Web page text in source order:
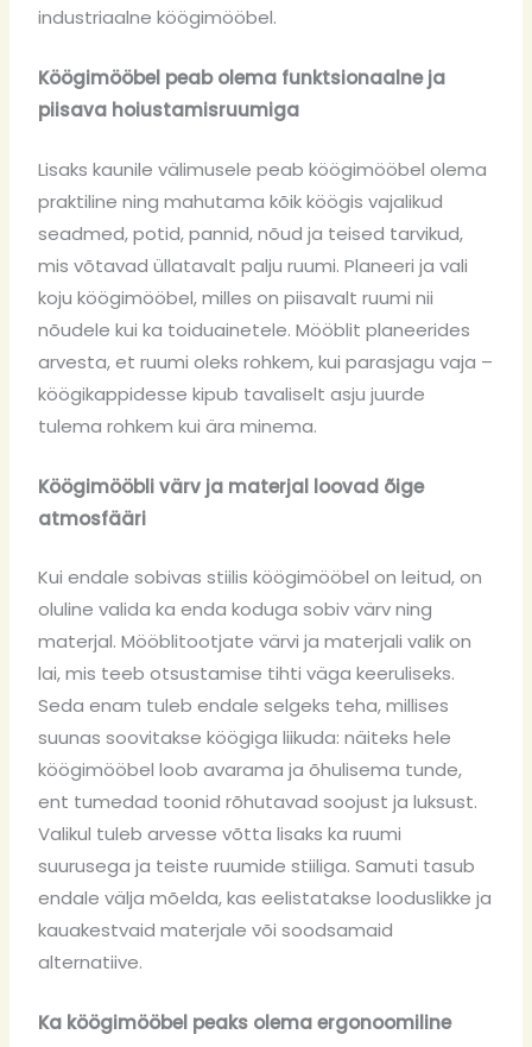
industriaalne köögimööbel.
Köögimööbel peab olema funktsionaalne ja
piisava hoiustamisruumiga
Lisaks kaunile välimusele peab köögimööbel olema
praktiline ning mahutama kõik köögis vajalikud
seadmed, potid, pannid, nõud ja teised tarvikud,
mis võtavad üllatavalt palju ruumi. Planeeri ja vali
koju köögimööbel, milles on piisavalt ruumi nii
nõudele kui ka toiduainetele. Mööblit planeerides
arvesta, et ruumi oleks rohkem, kui parasjagu vaja –
köögikappidesse kipub tavaliselt asju juurde
tulema rohkem kui ära minema.
Köögimööbli värv ja materjal loovad õige
atmosfääri
Kui endale sobivas stiilis köögimööbel on leitud, on
oluline valida ka enda koduga sobiv värv ning
materjal. Mööblitootjate värvi ja materjali valik on
lai, mis teeb otsustamise tihti väga keeruliseks.
Seda enam tuleb endale selgeks teha, millises
suunas soovitakse köögiga liikuda: näiteks hele
köögimööbel loob avarama ja õhulisema tunde,
ent tumedad toonid rõhutavad soojust ja luksust.
Valikul tuleb arvesse võtta lisaks ka ruumi
suurusega ja teiste ruumide stiiliga. Samuti tasub
endale välja mõelda, kas eelistatakse looduslikke ja
kauakestvaid materjale või soodsamaid
alternatiive.
Ka köögimööbel peaks olema ergonoomiline